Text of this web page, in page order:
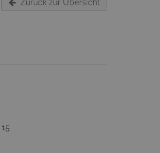
Zurück zur Übersicht
15